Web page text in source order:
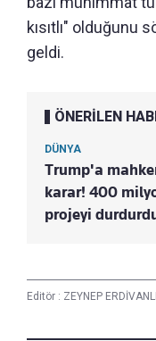
kısıtlı" olduğunu
geldi.
ÖNERİLEN
DÜNYA
Trump'a
karar! 400
projeyi
Editör : ZEYNEP ERDİVANLI